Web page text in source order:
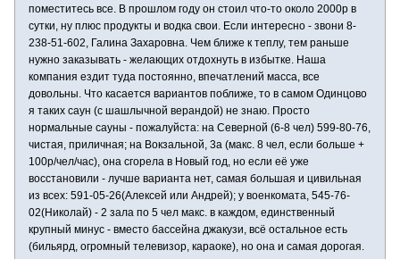
поместитесь все. В прошлом году он стоил что-то около 2000р в
сутки, ну плюс продукты и водка свои. Если интересно - звони 8-
238-51-602, Галина Захаровна. Чем ближе к теплу, тем раньше
нужно заказывать - желающих отдохнуть в избытке. Наша
компания ездит туда постоянно, впечатлений масса, все
довольны. Что касается вариантов поближе, то в самом Одинцово
я таких саун (с шашлычной верандой) не знаю. Просто
нормальные сауны - пожалуйста: на Северной (6-8 чел) 599-80-76,
чистая, приличная; на Вокзальной, 3а (макс. 8 чел, если больше +
100р/чел/час), она сгорела в Новый год, но если её уже
восстановили - лучше варианта нет, самая большая и цивильная
из всех: 591-05-26(Алексей или Андрей); у военкомата, 545-76-
02(Николай) - 2 зала по 5 чел макс. в каждом, единственный
крупный минус - вместо бассейна джакузи, всё остальное есть
(бильярд, огромный телевизор, караоке), но она и самая дорогая.